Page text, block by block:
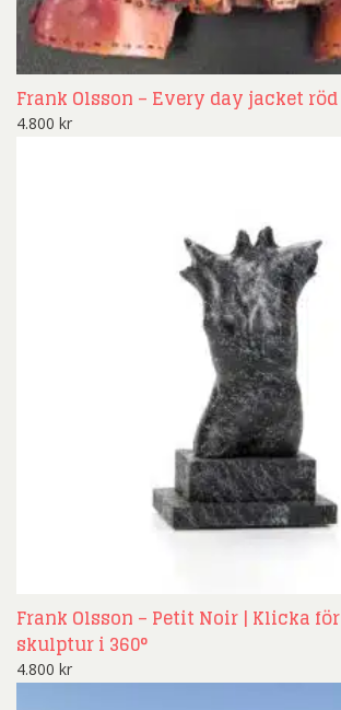
Frank Olsson – Every day jacket röd
4.800 kr
Frank Olsson – Petit Noir | Klicka
skulptur i 360°
4.800 kr